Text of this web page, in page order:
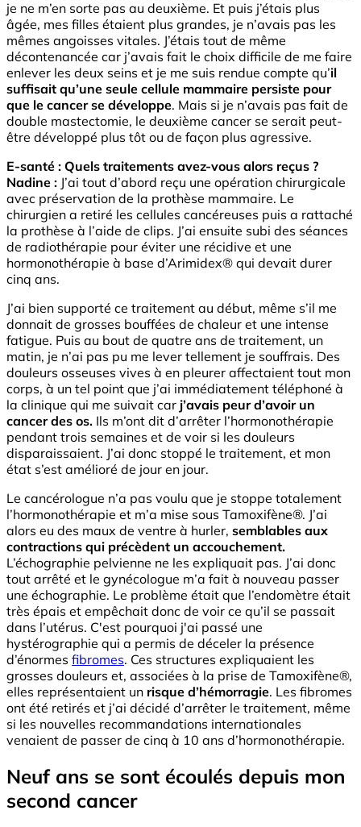
je ne m’en sorte pas au deuxième. Et puis j’étais plus
âgée, mes filles étaient plus grandes, je n’avais pas les
mêmes angoisses vitales. J’étais tout de même
décontenancée car j’avais fait le choix difficile de me faire
enlever les deux seins et je me suis rendue compte qu’il
suffisait qu’une seule cellule mammaire persiste pour
que le cancer se développe. Mais si je n’avais pas fait de
double mastectomie, le deuxième cancer se serait peut-
être développé plus tôt ou de façon plus agressive.
E-santé : Quels traitements avez-vous alors reçus ?
Nadine : J’ai tout d’abord reçu une opération chirurgicale
avec préservation de la prothèse mammaire. Le
chirurgien a retiré les cellules cancéreuses puis a rattaché
la prothèse à l’aide de clips. J’ai ensuite subi des séances
de radiothérapie pour éviter une récidive et une
hormonothérapie à base d’Arimidex® qui devait durer
cinq ans.
J’ai bien supporté ce traitement au début, même s’il me
donnait de grosses bouffées de chaleur et une intense
fatigue. Puis au bout de quatre ans de traitement, un
matin, je n’ai pas pu me lever tellement je souffrais. Des
douleurs osseuses vives à en pleurer affectaient tout mon
corps, à un tel point que j’ai immédiatement téléphoné à
la clinique qui me suivait car j’avais peur d’avoir un
cancer des os. Ils m’ont dit d’arrêter l’hormonothérapie
pendant trois semaines et de voir si les douleurs
disparaissaient. J’ai donc stoppé le traitement, et mon
état s’est amélioré de jour en jour.
Le cancérologue n’a pas voulu que je stoppe totalement
l’hormonothérapie et m’a mise sous Tamoxifène®. J’ai
alors eu des maux de ventre à hurler, semblables aux
contractions qui précèdent un accouchement.
L’échographie pelvienne ne les expliquait pas. J’ai donc
tout arrêté et le gynécologue m’a fait à nouveau passer
une échographie. Le problème était que l’endomètre était
très épais et empêchait donc de voir ce qu’il se passait
dans l’utérus. C'est pourquoi j'ai passé une
hystérographie qui a permis de déceler la présence
d’énormes fibromes. Ces structures expliquaient les
grosses douleurs et, associées à la prise de Tamoxifène®,
elles représentaient un risque d’hémorragie. Les fibromes
ont été retirés et j’ai décidé d’arrêter le traitement, même
si les nouvelles recommandations internationales
venaient de passer de cinq à 10 ans d’hormonothérapie.
Neuf ans se sont écoulés depuis mon
second cancer